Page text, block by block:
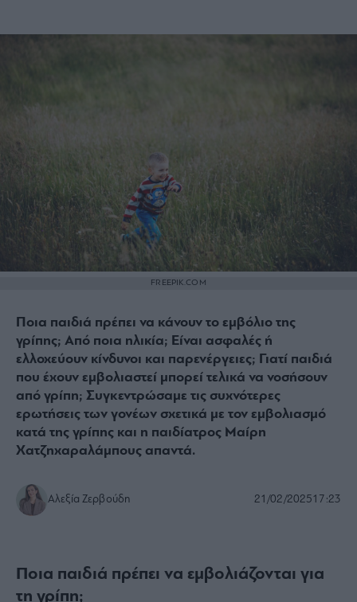
FREEPIK.COM
Ποια παιδιά πρέπει να κάνουν το εμβόλιο της
γρίπης; Από ποια ηλικία; Είναι ασφαλές ή
ελλοχεύουν κίνδυνοι και παρενέργειες; Γιατί παιδιά
που έχουν εμβολιαστεί μπορεί τελικά να νοσήσουν
από γρίπη; Συγκεντρώσαμε τις συχνότερες
ερωτήσεις των γονέων σχετικά με τον εμβολιασμό
κατά της γρίπης και η παιδίατρος Μαίρη
Χατζηχαραλάμπους απαντά.
Αλεξία Ζερβούδη 21/02/202517:23
Ποια παιδιά πρέπει να εμβολιάζονται για
τη γρίπη;